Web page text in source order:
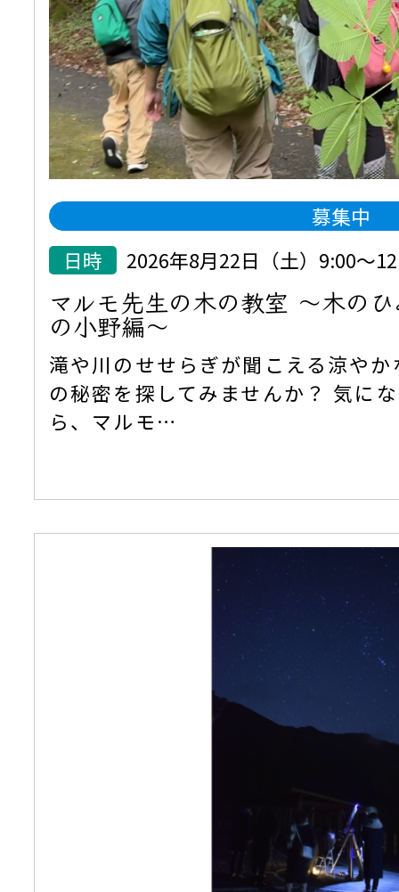
募集中
日時
2026年8月22日（土）9:00～
マルモ先生の木の教室 ～木の
の小野編～
滝や川のせせらぎが聞こえる涼や
の秘密を探してみませんか？ 気に
ら、マルモ…